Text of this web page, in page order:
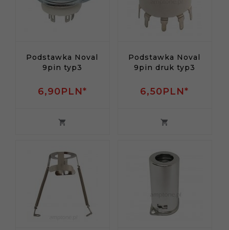
Podstawka Noval
9pin typ3
6,90PLN*
Podstawka Noval
9pin druk typ3
6,50PLN*